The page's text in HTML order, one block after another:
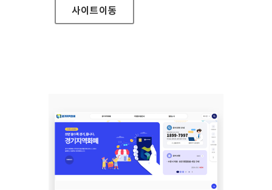
사이트이동